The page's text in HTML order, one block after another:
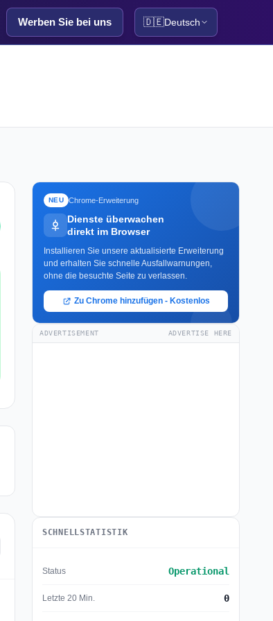
Werben Sie bei uns 🇩🇪Deutsch
NEU Chrome-Erweiterung
Dienste überwachen
direkt im Browser
Installieren Sie unsere aktualisierte Erweiterung
und erhalten Sie schnelle Ausfallwarnungen,
ohne die besuchte Seite zu verlassen.
Zu Chrome hinzufügen - Kostenlos
ADVERTISEMENT ADVERTISE HERE
SCHNELLSTATISTIK
Status Operational
Letzte 20 Min. 0